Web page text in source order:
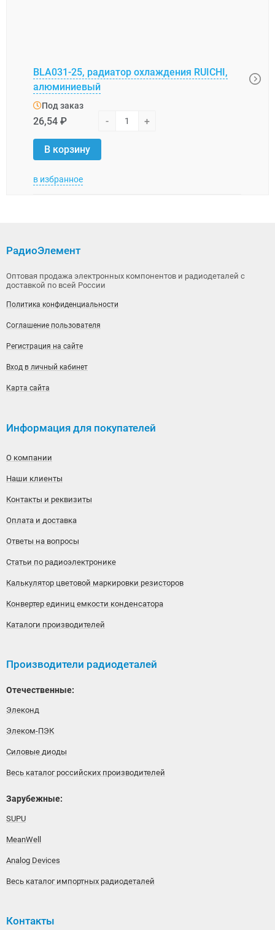
BLA031-25, радиатор охлаждения RUICHI,
алюминиевый
Под заказ
26,54 ₽ - +
В корзину
в избранное
АВМ-
РадиоЭлемент
Оптовая продажа электронных компонентов и радиодеталей с
доставкой по всей России
Политика конфиденциальности
Соглашение пользователя
Регистрация на сайте
Вход в личный кабинет
Карта сайта
Информация для покупателей
О компании
Наши клиенты
Контакты и реквизиты
Оплата и доставка
Ответы на вопросы
Статьи по радиоэлектронике
Калькулятор цветовой маркировки резисторов
Конвертер единиц емкости конденсатора
Каталоги производителей
Производители радиодеталей
Отечественные:
Элеконд
Элеком-ПЭК
Силовые диоды
Весь каталог российских производителей
Зарубежные:
SUPU
MeanWell
Analog Devices
Весь каталог импортных радиодеталей
Контакты